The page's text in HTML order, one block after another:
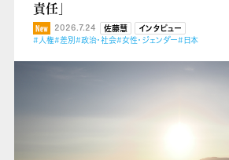
責任」
2026.7.24 佐藤慧
インタビュー
#人権#差別#政治・社会#女性・ジェンダー#日本